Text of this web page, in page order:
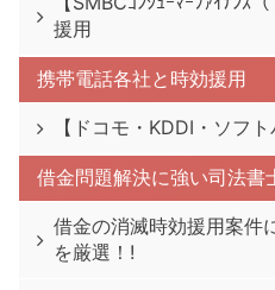
援用
携帯電話各社と時効援用
【ドコモ・KDDI・ソフ
借金問題解決に強い司法書
借金の消滅時効援用案件
を厳選！!